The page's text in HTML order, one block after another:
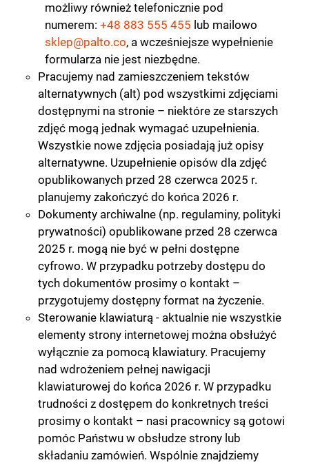
możliwy również telefonicznie pod
numerem: +48 883 555 455 lub mailowo
sklep@palto.co, a wcześniejsze wypełnienie
formularza nie jest niezbędne.
Pracujemy nad zamieszczeniem tekstów
alternatywnych (alt) pod wszystkimi zdjęciami
dostępnymi na stronie – niektóre ze starszych
zdjęć mogą jednak wymagać uzupełnienia.
Wszystkie nowe zdjęcia posiadają już opisy
alternatywne. Uzupełnienie opisów dla zdjęć
opublikowanych przed 28 czerwca 2025 r.
planujemy zakończyć do końca 2026 r.
Dokumenty archiwalne (np. regulaminy, polityki
prywatności) opublikowane przed 28 czerwca
2025 r. mogą nie być w pełni dostępne
cyfrowo. W przypadku potrzeby dostępu do
tych dokumentów prosimy o kontakt –
przygotujemy dostępny format na życzenie.
Sterowanie klawiaturą - aktualnie nie wszystkie
elementy strony internetowej można obsłużyć
wyłącznie za pomocą klawiatury. Pracujemy
nad wdrożeniem pełnej nawigacji
klawiaturowej do końca 2026 r. W przypadku
trudności z dostępem do konkretnych treści
prosimy o kontakt – nasi pracownicy są gotowi
pomóc Państwu w obsłudze strony lub
składaniu zamówień. Wspólnie znajdziemy